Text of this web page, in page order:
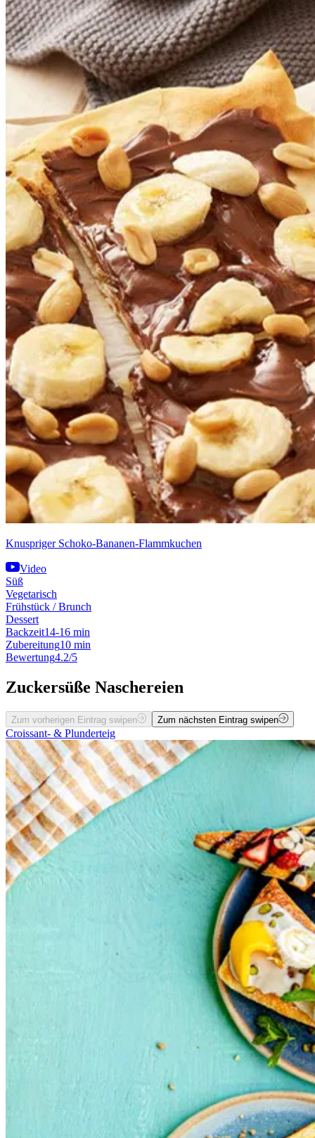
Knuspriger Schoko-Bananen-Flammkuchen
Video
Süß
Vegetarisch
Frühstück / Brunch
Dessert
Backzeit14-16 min
Zubereitung10 min
Bewertung4.2/5
Zuckersüße Naschereien
Zum vorherigen Eintrag swipen Zum nächsten Eintrag swipen
Croissant- & Plunderteig